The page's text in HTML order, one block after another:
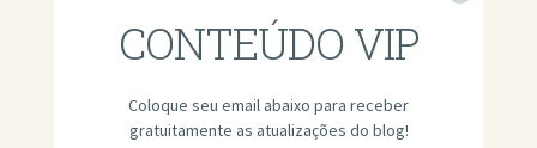
CONTEÚDO VIP
Coloque seu email abaixo para receber
gratuitamente as atualizações do blog!